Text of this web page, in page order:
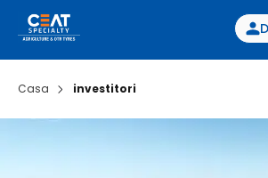
Casa investitori